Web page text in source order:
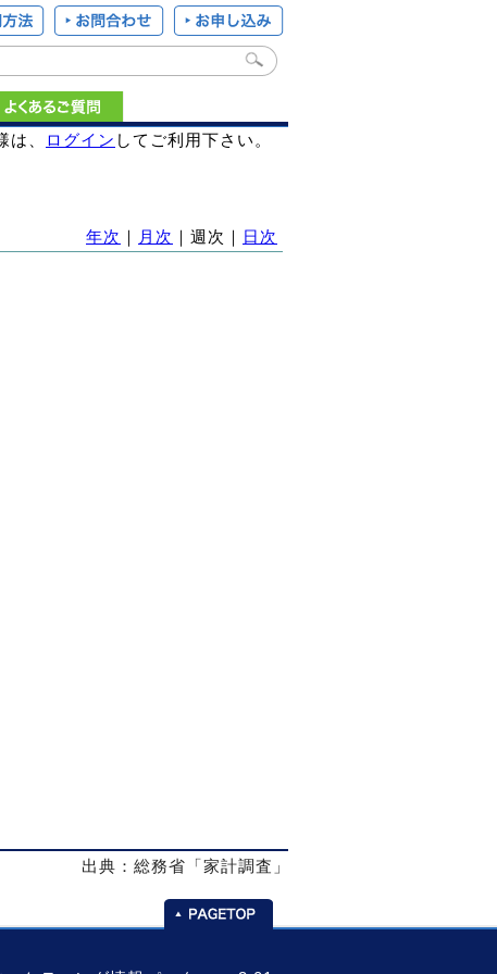
は、 ログイン してご利用下さい。
年次 月次 ｜週次｜ 日次
出典：総務省「家計調査」